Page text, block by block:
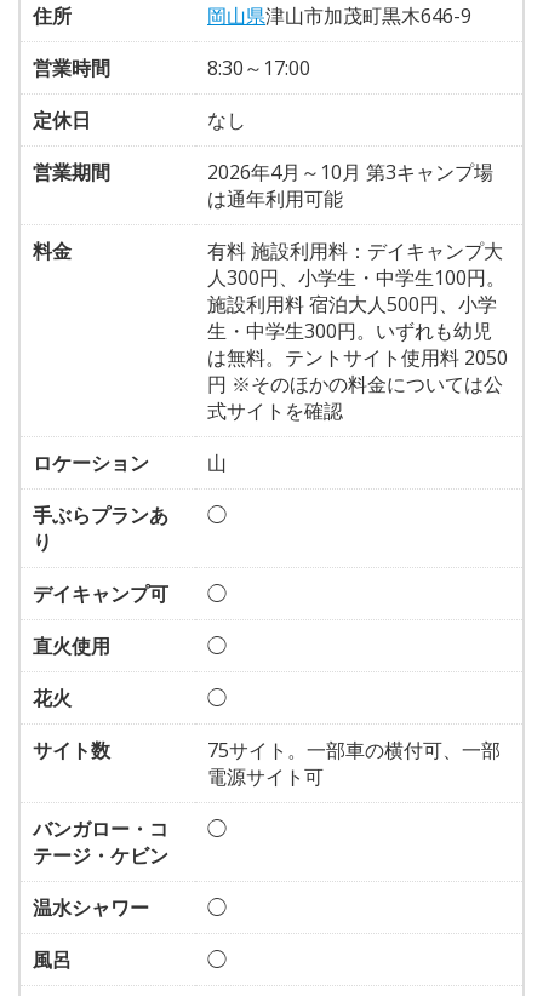
住所
岡山県津山市加茂町黒木646-9
営業時間
8:30～17:00
定休日
なし
営業期間
2026年4月～10月 第3キャンプ場
は通年利用可能
料金
有料 施設利用料：デイキャンプ大
人300円、小学生・中学生100円。
施設利用料 宿泊大人500円、小学
生・中学生300円。いずれも幼児
は無料。テントサイト使用料 2050
円 ※そのほかの料金については公
式サイトを確認
ロケーション
山
手ぶらプランあ
り
◯
デイキャンプ可
◯
直火使用
◯
花火
◯
サイト数
75サイト。一部車の横付可、一部
電源サイト可
バンガロー・コ
テージ・ケビン
◯
温水シャワー
◯
風呂
◯